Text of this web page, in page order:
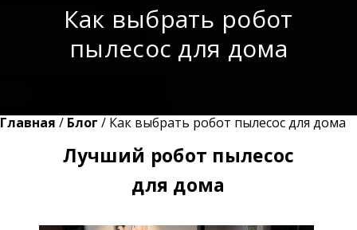
Как выбрать робот
пылесос для дома
Главная / Блог / Как выбрать робот пылесос для дома
Лучший робот пылесос
для дома